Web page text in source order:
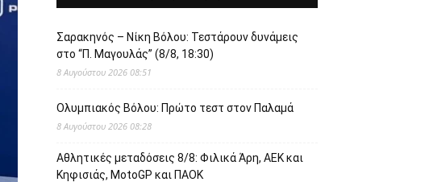
Σαρακηνός – Νίκη Βόλου: Τεστάρουν δυνάμεις
στο “Π. Μαγουλάς” (8/8, 18:30)
8 Αυγούστου 2026 08:51
Ολυμπιακός Βόλου: Πρώτο τεστ στον Παλαμά
8 Αυγούστου 2026 08:28
Αθλητικές μεταδόσεις 8/8: Φιλικά Άρη, ΑΕΚ και
Κηφισιάς, MotoGP και ΠΑΟΚ